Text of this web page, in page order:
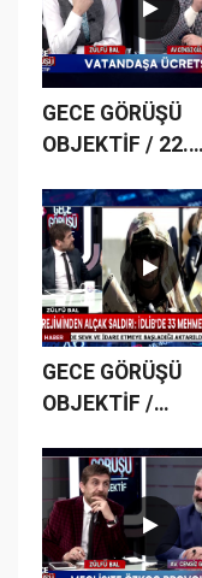
GECE GÖRÜŞÜ
OBJEKTİF / 22.
GECE GÖRÜŞÜ
OBJEKTİF /